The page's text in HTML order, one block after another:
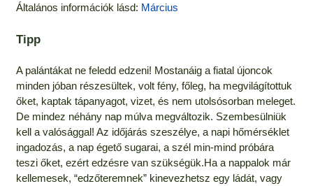
Általános információk lásd: Március
Tipp
A palántákat ne feledd edzeni! Mostanáig a fiatal újoncok
minden jóban részesültek, volt fény, főleg, ha megvilágítottuk
őket, kaptak tápanyagot, vizet, és nem utolsósorban meleget.
De mindez néhány nap múlva megváltozik. Szembesülniük
kell a valósággal! Az időjárás szeszélye, a napi hőmérséklet
ingadozás, a nap égető sugarai, a szél min-mind próbára
teszi őket, ezért edzésre van szükségük.Ha a nappalok már
kellemesek, “edzőteremnek” kinevezhetsz egy ládát, vagy